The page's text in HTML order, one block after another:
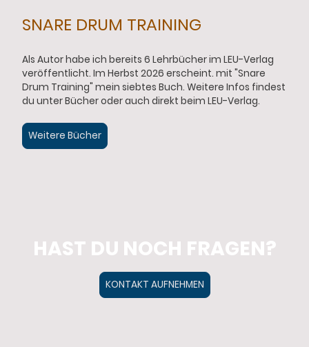
SNARE DRUM TRAINING
Als Autor habe ich bereits 6 Lehrbücher im LEU-Verlag
veröffentlicht. Im Herbst 2026 erscheint. mit "Snare
Drum Training" mein siebtes Buch. Weitere Infos findest
du unter Bücher oder auch direkt beim LEU-Verlag.
Weitere Bücher
HAST DU NOCH FRAGEN?
KONTAKT AUFNEHMEN